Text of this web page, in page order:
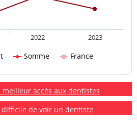
Somme France
2022 2023
meilleur accès aux dentistes
difficile de voir un dentiste